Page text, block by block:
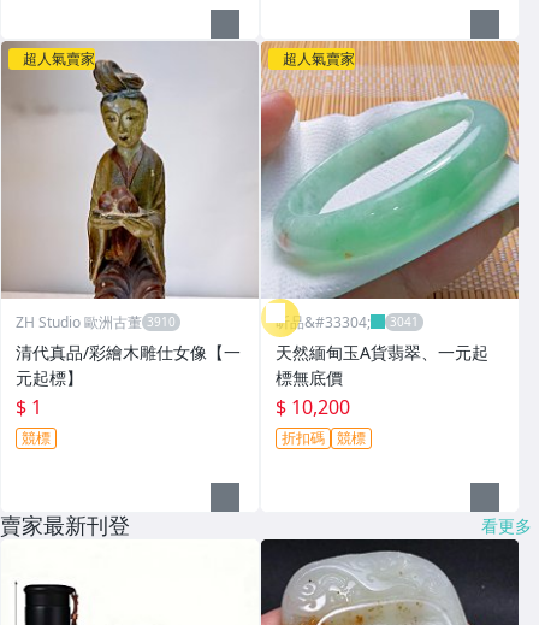
超人氣賣家
ZH Studio 歐洲古董
清代真品/彩繪木雕仕女像【一
元起標】
$ 1
競標
超人氣賣家
昕品&#33304;
天然緬甸玉A貨翡翠、一元起
標無底價
$ 10,200
折扣碼 競標
賣家最新刊登 看更多